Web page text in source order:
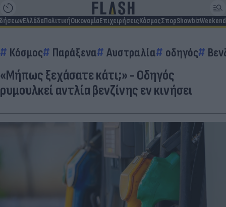
ΕλλάδαΠολιτικήΟικονομίαΕπιχειρήσειςΚόσμοςΣπορShowbizWeekend
Κόσμος Παράξενα Αυστραλία οδηγός
«Μήπως ξεχάσατε κάτι;» - Οδηγός
ρυμουλκεί αντλία βενζίνης εν κινήσει